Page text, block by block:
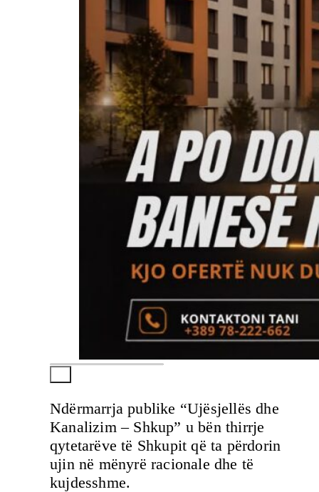
Ndërmarrja publike “Ujësjellës dhe
Kanalizim – Shkup” u bën thirrje
qytetarëve të Shkupit që ta përdorin
ujin në mënyrë racionale dhe të
kujdesshme.